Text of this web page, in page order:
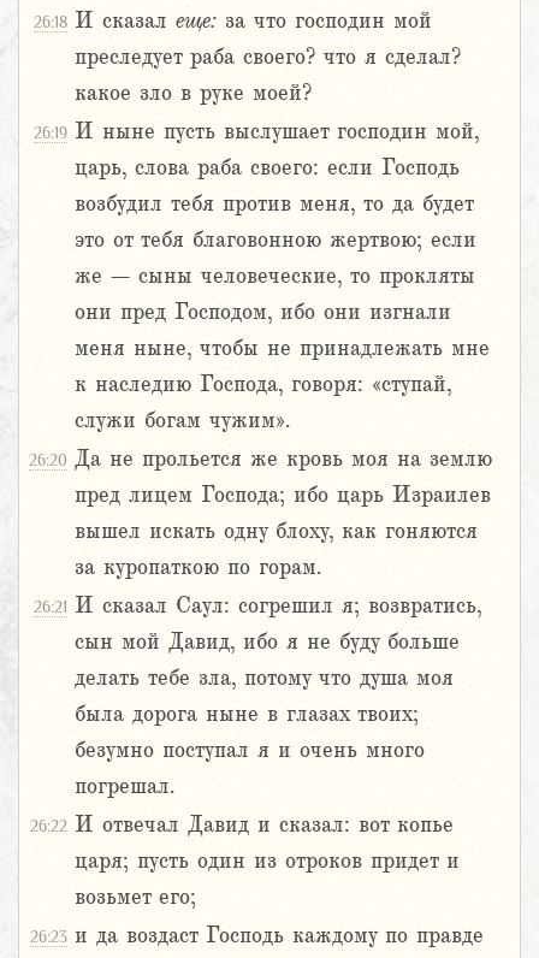
26:18 И сказал еще: за что господин мой
преследует раба своего? что я сделал?
какое зло в руке моей?
26:19 И ныне пусть выслушает господин мой,
царь, слова раба своего: если Господь
возбудил тебя против меня, то да будет
это от тебя благовонною жертвою; если
же – сыны человеческие, то прокляты
они пред Господом, ибо они изгнали
меня ныне, чтобы не принадлежать мне
к наследию Господа, говоря: «ступай,
служи богам чужим».
26:20 Да не прольется же кровь моя на землю
пред лицем Господа; ибо царь Израилев
вышел искать одну блоху, как гоняются
за куропаткою по горам.
26:21 И сказал Саул: согрешил я; возвратись,
сын мой Давид, ибо я не буду больше
делать тебе зла, потому что душа моя
была дорога ныне в глазах твоих;
безумно поступал я и очень много
погрешал.
26:22 И отвечал Давид и сказал: вот копье
царя; пусть один из отроков придет и
возьмет его;
26:23 и да воздаст Господь каждому по правде